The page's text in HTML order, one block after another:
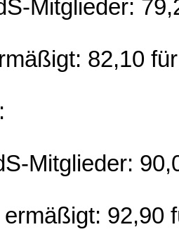
Mitglieder:
82,10
Mitglieder:
92,90